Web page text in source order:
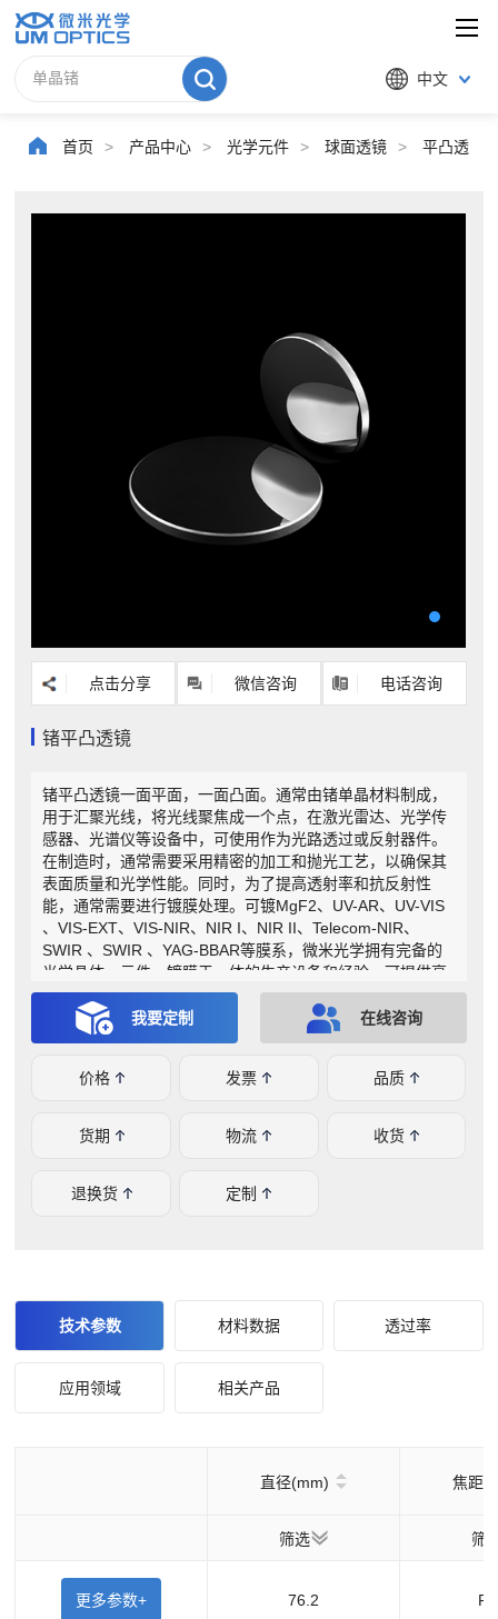
中文
首页 > 产品中心 > 光学元件 > 球面透镜 > 平凸透镜
点击分享 微信咨询 电话咨询
锗平凸透镜
锗平凸透镜一面平面，一面凸面。通常由锗单晶材料制成，
用于汇聚光线，将光线聚焦成一个点，在激光雷达、光学传
感器、光谱仪等设备中，可使用作为光路透过或反射器件。
在制造时，通常需要采用精密的加工和抛光工艺，以确保其
表面质量和光学性能。同时，为了提高透射率和抗反射性
能，通常需要进行镀膜处理。可镀MgF2、UV-AR、UV-VIS
、VIS-EXT、VIS-NIR、NIR I、NIR II、Telecom-NIR、
SWIR 、SWIR 、YAG-BBAR等膜系，微米光学拥有完备的
光学晶体、元件、镀膜于一体的生产设备和经验，可提供高
质量的锗平凸透镜。作为光学元件厂家，还可以根据需求为
您定制不同形状规格的光学元件，如您有任何问题或需求，
欢迎在线咨询。
我要定制 在线咨询
价格 发票 品质
货期 物流 收货
退换货 定制
技术参数 材料数据 透过率
应用领域 相关产品
直径(mm) 焦距
筛选 筛
更多参数+ 76.2